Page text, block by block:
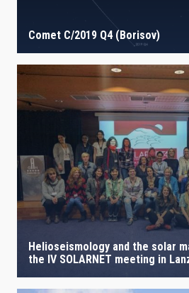
Comet C/2019 Q4 (Borisov)
Helioseismology and the solar
the IV SOLARNET meeting in